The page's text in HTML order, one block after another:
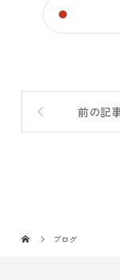
前の記
ブログ